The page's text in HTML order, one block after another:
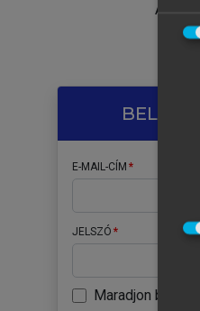
A
E-MAIL-CÍM
JELSZÓ
Maradjon belépve